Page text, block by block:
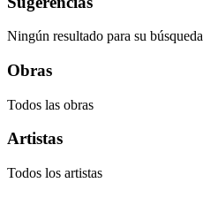
Ningún resultado para su búsqueda
Obras
Todos las obras
Artistas
Todos los artistas